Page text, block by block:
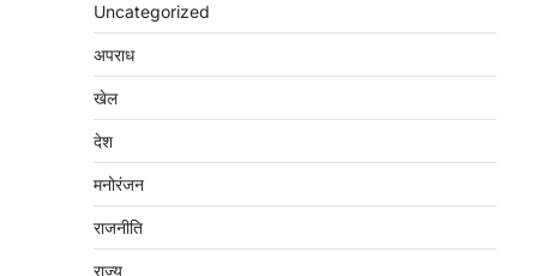
Uncategorized
अपराध
खेल
देश
मनोरंजन
राजनीति
राज्य